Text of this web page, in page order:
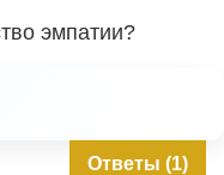
эмпатии?
Ответы (1)